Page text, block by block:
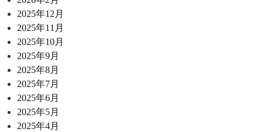
2025年12月
2025年11月
2025年10月
2025年9月
2025年8月
2025年7月
2025年6月
2025年5月
2025年4月